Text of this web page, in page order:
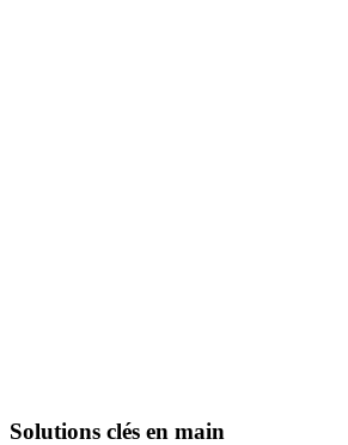
Solutions clés en main